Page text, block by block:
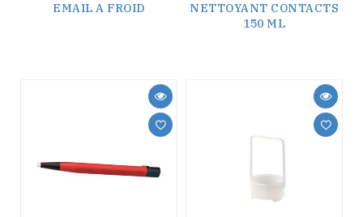
EMAIL A FROID
NETTOYANT CONTACTS
150 ML